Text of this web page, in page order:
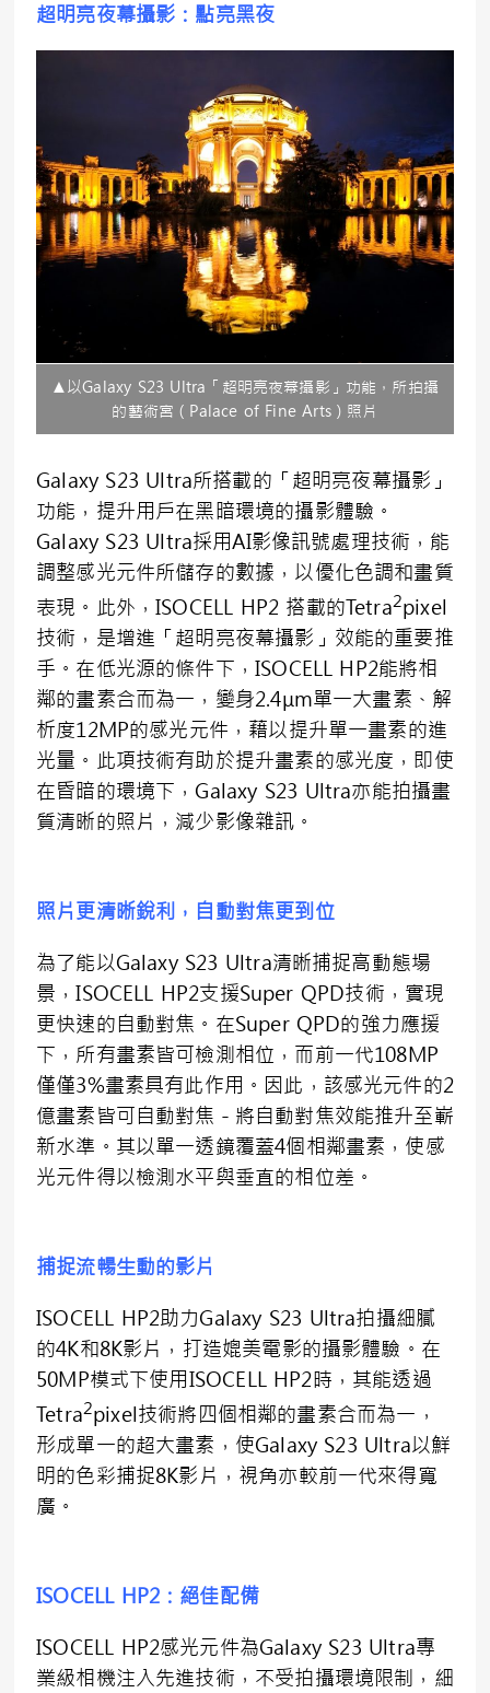
超明亮夜幕攝影：點亮黑夜
▲以Galaxy S23 Ultra「超明亮夜幕攝影」功能，所拍攝
的藝術宮（Palace of Fine Arts）照片
Galaxy S23 Ultra所搭載的「超明亮夜幕攝影」
功能，提升用戶在黑暗環境的攝影體驗。
Galaxy S23 Ultra採用AI影像訊號處理技術，能
調整感光元件所儲存的數據，以優化色調和畫質
表現。此外，ISOCELL HP2 搭載的Tetra2pixel
技術，是增進「超明亮夜幕攝影」效能的重要推
手。在低光源的條件下，ISOCELL HP2能將相
鄰的畫素合而為一，變身2.4μm單一大畫素、解
析度12MP的感光元件，藉以提升單一畫素的進
光量。此項技術有助於提升畫素的感光度，即使
在昏暗的環境下，Galaxy S23 Ultra亦能拍攝畫
質清晰的照片，減少影像雜訊。
照片更清晰銳利，自動對焦更到位
為了能以Galaxy S23 Ultra清晰捕捉高動態場
景，ISOCELL HP2支援Super QPD技術，實現
更快速的自動對焦。在Super QPD的強力應援
下，所有畫素皆可檢測相位，而前一代108MP
僅僅3%畫素具有此作用。因此，該感光元件的2
億畫素皆可自動對焦－將自動對焦效能推升至嶄
新水準。其以單一透鏡覆蓋4個相鄰畫素，使感
光元件得以檢測水平與垂直的相位差。
捕捉流暢生動的影片
ISOCELL HP2助力Galaxy S23 Ultra拍攝細膩
的4K和8K影片，打造媲美電影的攝影體驗。在
50MP模式下使用ISOCELL HP2時，其能透過
Tetra2pixel技術將四個相鄰的畫素合而為一，
形成單一的超大畫素，使Galaxy S23 Ultra以鮮
明的色彩捕捉8K影片，視角亦較前一代來得寬
廣。
ISOCELL HP2：絕佳配備
ISOCELL HP2感光元件為Galaxy S23 Ultra專
業級相機注入先進技術，不受拍攝環境限制，細